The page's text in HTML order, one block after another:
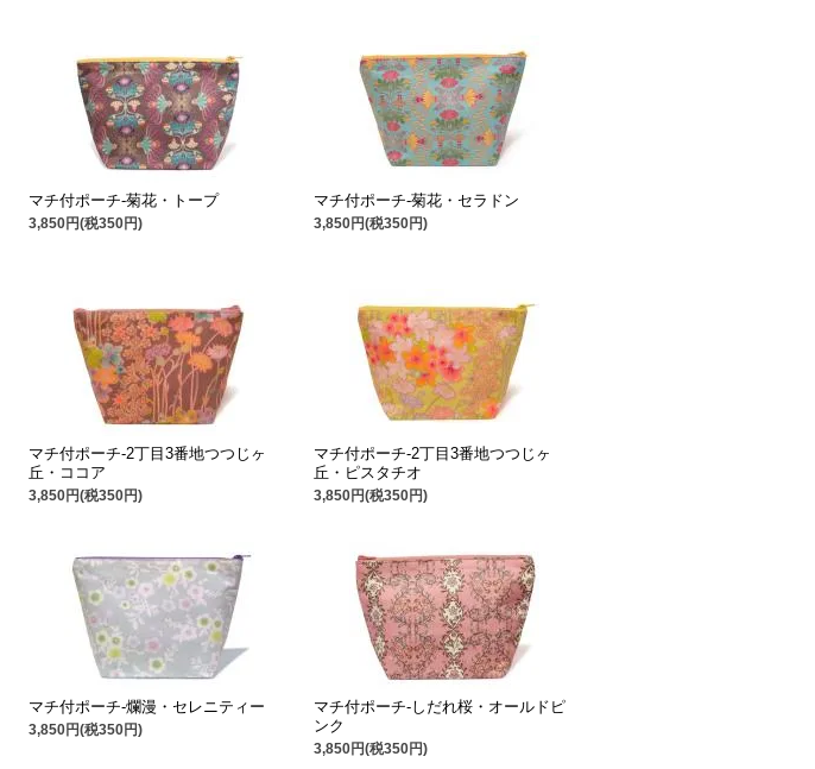
マチ付ポーチ-菊花・トープ
3,850円(税350円)
マチ付ポーチ-菊花・セラドン
3,850円(税350円)
マチ付ポーチ-2丁目3番地つつじヶ
丘・ココア
3,850円(税350円)
マチ付ポーチ-2丁目3番地つつじヶ
丘・ピスタチオ
3,850円(税350円)
マチ付ポーチ-爛漫・セレニティー
3,850円(税350円)
マチ付ポーチ-しだれ桜・オールドピ
ンク
3,850円(税350円)